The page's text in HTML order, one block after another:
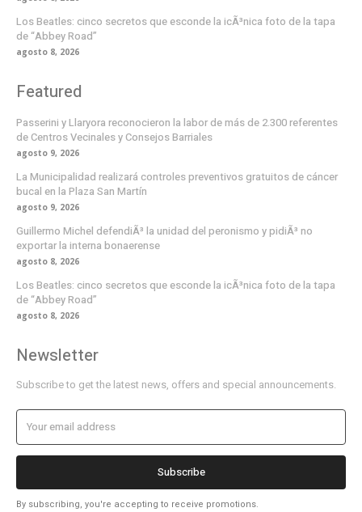
Los Beatles: cinco secretos que esconde la icÃ³nica foto de la tapa
de “Abbey Road”
agosto 8, 2026
Featured
Passerini y Llaryora reconocieron la labor de más de 2.300 referentes
de Centros Vecinales y Consejos Barriales
agosto 9, 2026
La Municipalidad realizará controles preventivos gratuitos de cáncer
bucal en la Plaza San Martín
agosto 9, 2026
Guillermo Michel defendiÃ³ la unidad del peronismo y pidiÃ³ no
exportar la interna bonaerense
agosto 8, 2026
Los Beatles: cinco secretos que esconde la icÃ³nica foto de la tapa
de “Abbey Road”
agosto 8, 2026
Newsletter
Subscribe to get the latest news, offers and special announcements.
Subscribe
By subscribing, you're accepting to receive promotions.